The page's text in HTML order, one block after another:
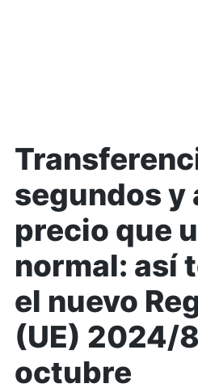
segundos y
precio que
normal: así
el nuevo
(UE) 2024/
octubre